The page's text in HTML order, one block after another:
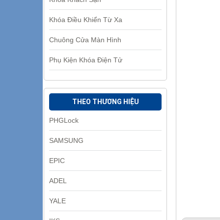
Khóa Điều Khiển Từ Xa
Chuông Cửa Màn Hình
Phụ Kiện Khóa Điện Tử
THEO THƯƠNG HIỆU
PHGLock
SAMSUNG
EPIC
ADEL
YALE